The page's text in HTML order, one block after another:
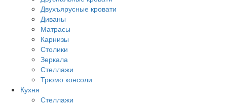
Двухъярусные кровати
Диваны
Матрасы
Карнизы
Столики
Зеркала
Стеллажи
Трюмо консоли
Кухня
Стеллажи